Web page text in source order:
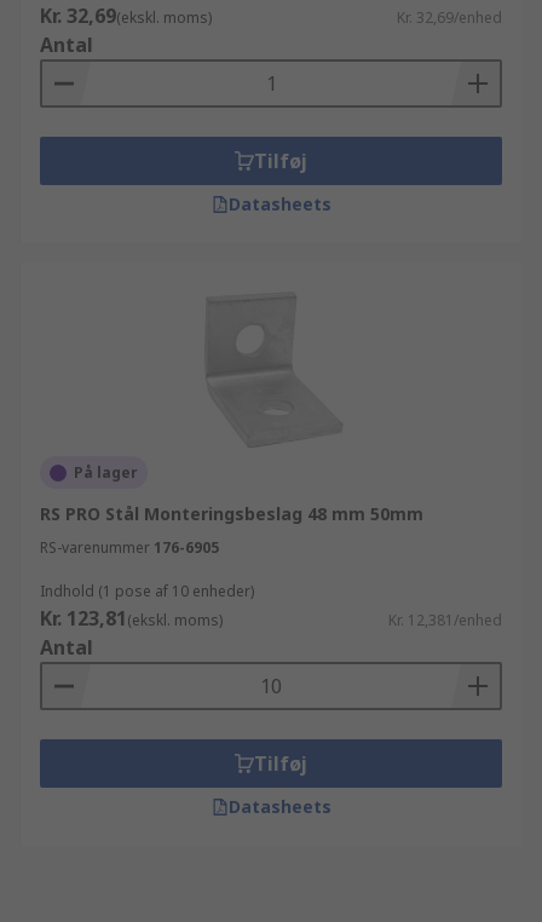
Kr. 32,69(ekskl. moms) Kr. 32,69/enhed
Antal
Tilføj
Datasheets
På lager
RS PRO Stål Monteringsbeslag 48 mm 50mm
RS-varenummer 176-6905
Indhold (1 pose af 10 enheder)
Kr. 123,81(ekskl. moms) Kr. 12,381/enhed
Antal
Tilføj
Datasheets